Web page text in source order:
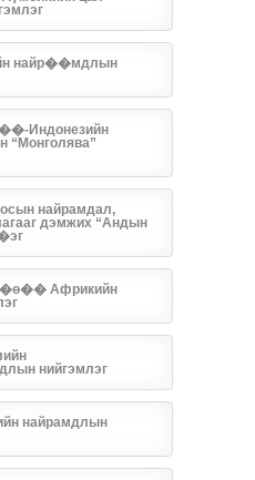
найр��мдлын
Индонезийн
найрамдал,
дэмжих “Андын
Африкийн
нийгэмлэг
найрамдлын